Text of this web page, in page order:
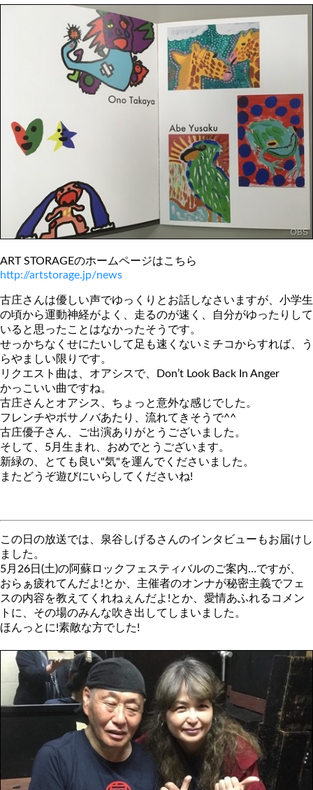
ART STORAGEのホームページはこちら
http://artstorage.jp/news
古庄さんは優しい声でゆっくりとお話しなさいますが、小学生
の頃から運動神経がよく、走るのが速く、自分がゆったりして
いると思ったことはなかったそうです。
せっかちなくせにたいして足も速くないミチコからすれば、う
らやましい限りです。
リクエスト曲は、オアシスで、Don’t Look Back In Anger
かっこいい曲ですね。
古庄さんとオアシス、ちょっと意外な感じでした。
フレンチやボサノバあたり、流れてきそうで^^
古庄優子さん、ご出演ありがとうございました。
そして、5月生まれ、おめでとうございます。
新緑の、とても良い"気"を運んでくださいました。
またどうぞ遊びにいらしてくださいね!
この日の放送では、泉谷しげるさんのインタビューもお届けし
ました。
5月26日(土)の阿蘇ロックフェスティバルのご案内…ですが、
おらぁ疲れてんだよ!とか、主催者のオンナが秘密主義でフェ
スの内容を教えてくれねぇんだよ!とか、愛情あふれるコメン
トに、その場のみんな吹き出してしまいました。
ほんっとに!素敵な方でした!